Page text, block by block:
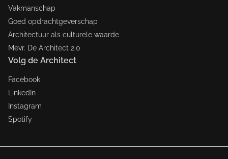
Vakmanschap
Goed opdrachtgeverschap
Architectuur als culturele waarde
Mevr. De Architect 2.0
Volg de Architect
Facebook
LinkedIn
Instagram
Spotify